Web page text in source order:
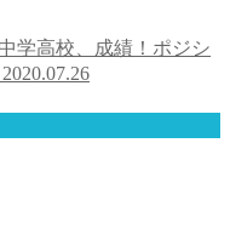
学高校、成績！ポジシ
2020.07.26